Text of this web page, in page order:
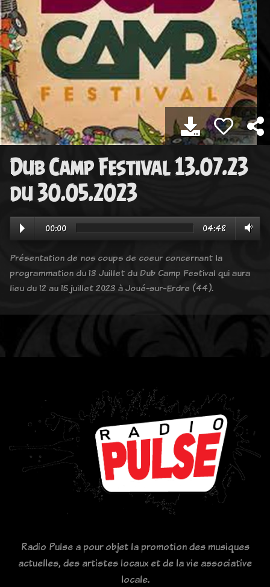
Dub Camp Festival 13.07.23
du 30.05.2023
00:00 04:48
Présentation de nos coups de coeur concernant la
programmation du 13 Juillet du Dub Camp Festival qui aura
lieu du 12 au 15 juillet 2023 à Joué-sur-Erdre (44).
Radio Pulse a pour objet la promotion des musiques
actuelles, des artistes locaux et de la vie associative
locale.